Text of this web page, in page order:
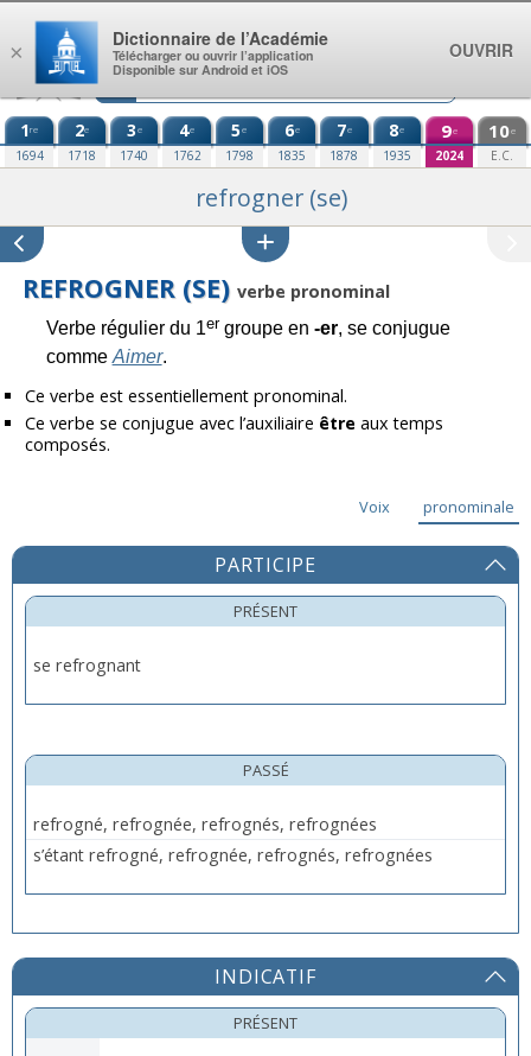
Aller au contenu
1re
1694
2e
1718
3e
1740
4e
1762
5e
1798
6e
1835
7e
1878
8e
1935
9e
2024
10e
E.C.
refrogner (se)
REFROGNER (SE) verbe pronominal
Verbe régulier du 1ergroupe en -er, se conjugue
comme Aimer.
Ce verbe est essentiellement pronominal.
Ce verbe se conjugue avec l’auxiliaire être aux temps
composés.
Voix pronominale
PARTICIPE
PRÉSENT
se refrognant
PASSÉ
refrogné, refrognée, refrognés, refrognées
s’étant refrogné, refrognée, refrognés, refrognées
INDICATIF
PRÉSENT
×
Dictionnaire de l’Académie
Télécharger ou ouvrir l’application
Disponible sur Android et iOS
OUVRIR